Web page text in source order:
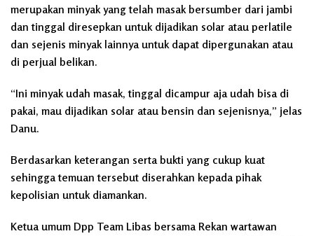
merupakan minyak yang telah masak bersumber dari jambi
dan tinggal diresepkan untuk dijadikan solar atau perlatile
dan sejenis minyak lainnya untuk dapat dipergunakan atau
di perjual belikan.
“Ini minyak udah masak, tinggal dicampur aja udah bisa di
pakai, mau dijadikan solar atau bensin dan sejenisnya,” jelas
Danu.
Berdasarkan keterangan serta bukti yang cukup kuat
sehingga temuan tersebut diserahkan kepada pihak
kepolisian untuk diamankan.
Ketua umum Dpp Team Libas bersama Rekan wartawan